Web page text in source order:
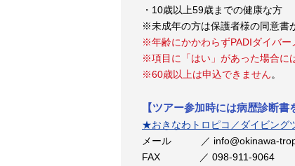
・10歳以上59歳までの健康な方
※未成年の方は保護者様の同意書
※年齢にかかわらずPADIダイバー
※項目に「はい」があった場合に
※60歳以上は申込できません。
【ツアー参加時には病歴診断書
★おきなわトロピコ／ダイビング
メール ／ info@okinawa-
FAX ／ 098-911-9064